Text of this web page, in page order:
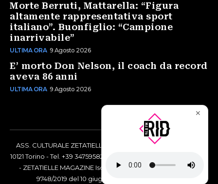
Morte Berruti, Mattarella: “Figura
altamente rappresentativa sport
italiano”. Buonfiglio: “Campione
inarrivabile”
ULTIMA ORA 9 Agosto 2026
E’ morto Don Nelson, il coach da record
aveva 86 anni
ULTIMA ORA 9 Agosto 2026
ASS. CULTURALE ZETATIELLE OFF via Vittorio Amedeo II, 21 -
10121 Torino - Tel. +39 3475958238 - Codice Fiscale 97883690014
- ZETATIELLE MAGAZINE Iscrizione al Tribunale di Torino n°
9748/2019 del 10 giugno 2019 - RG n. 16073/2019
✕